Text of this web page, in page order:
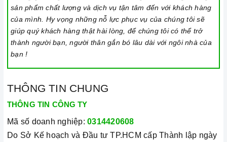
Đặt dụng cụ nấu đúng trọng tâm của vùng nấu trước khi bật
cảm ứng để tránh các mã lỗi và để tiết kiệm điện năng.
Bật bếp bằng cách chạm vào nút bật/ tắt trên bảng điều
khiển, và thao tác trượt để tăng giảm công suất/ nhiệt độ/
và để ngăn mọi tác động làm thay đổi các cài đặt trong quá
trình nấu. Tất cả các nút sẽ bị khóa và chương trình nấu vẫn
sẽ tiếp tục chạy khi sử dụng tính năng này. Để kích hoạt
hoặc tắt tính năng này, nhấn giữ biểu tượng khóa trong vài
sản phẩm chất lượng và dịch vụ tận tâm đến với khách hàng
của mình. Hy vọng những nỗ lực phục vụ của chúng tôi sẽ
giúp quý khách hàng thật hài lòng, để chúng tôi có thể trở
thành người bạn, người thân gắn bó lâu dài với ngôi nhà của
bạn !
THÔNG TIN CHUNG
THÔNG TIN CÔNG TY
Mã số doanh nghiệp: 0314420608
Do Sở Kế hoạch và Đầu tư TP.HCM cấp Thành lập ngày